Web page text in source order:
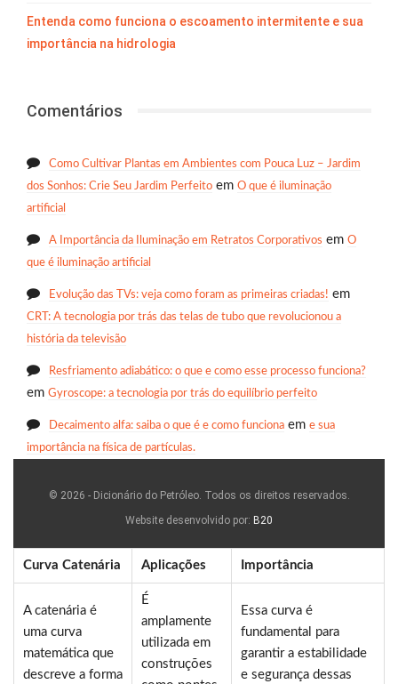
Entenda como funciona o escoamento intermitente e sua
importância na hidrologia
Comentários
Como Cultivar Plantas em Ambientes com Pouca Luz – Jardim
dos Sonhos: Crie Seu Jardim Perfeito em O que é iluminação
artificial
A Importância da Iluminação em Retratos Corporativos em O
que é iluminação artificial
Evolução das TVs: veja como foram as primeiras criadas! em
CRT: A tecnologia por trás das telas de tubo que revolucionou a
história da televisão
Resfriamento adiabático: o que e como esse processo funciona?
em Gyroscope: a tecnologia por trás do equilíbrio perfeito
Decaimento alfa: saiba o que é e como funciona em e sua
importância na física de partículas.
© 2026 - Dicionário do Petróleo. Todos os direitos reservados.
Website desenvolvido por: B20
Curva Catenária Aplicações Importância
A catenária é
uma curva
matemática que
descreve a forma
É
amplamente
utilizada em
construções
Essa curva é
fundamental para
garantir a estabilidade
e segurança dessas